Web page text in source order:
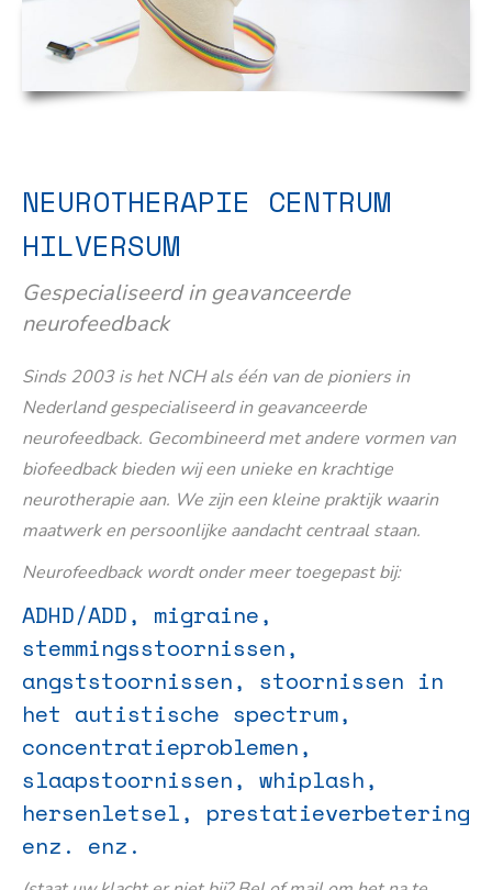
NEUROTHERAPIE CENTRUM
HILVERSUM
Gespecialiseerd in geavanceerde
neurofeedback
Sinds 2003 is het NCH als één van de pioniers in
Nederland gespecialiseerd in geavanceerde
neurofeedback. Gecombineerd met andere vormen van
biofeedback bieden wij een unieke en krachtige
neurotherapie aan. We zijn een kleine praktijk waarin
maatwerk en persoonlijke aandacht centraal staan.
Neurofeedback wordt onder meer toegepast bij:
ADHD/ADD, migraine,
stemmingsstoornissen,
angststoornissen, stoornissen in
het autistische spectrum,
concentratieproblemen,
slaapstoornissen, whiplash,
hersenletsel, prestatieverbetering
enz. enz.